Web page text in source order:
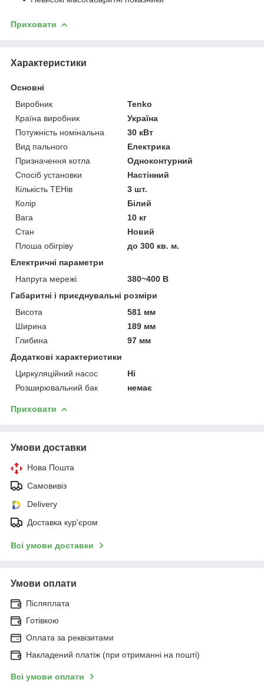
Приховати
Характеристики
Основні
Виробник
Tenko
Країна виробник
Україна
Потужність номінальна
30 кВт
Вид пального
Електрика
Призначення котла
Одноконтурний
Спосіб установки
Настінний
Кількість ТЕНів
3 шт.
Колір
Білий
Вага
10 кг
Стан
Новий
Плоша обігріву
до 300 кв. м.
Електричні параметри
Напруга мережі
380~400 В
Габаритні і приєднувальні розміри
Висота
581 мм
Ширина
189 мм
Глибина
97 мм
Додаткові характеристики
Циркуляційний насос
Ні
Розширювальний бак
немає
Приховати
Умови доставки
Нова Пошта
Самовивіз
Delivery
Доставка кур'єром
Всі умови доставки
Умови оплати
Післяплата
Готівкою
Оплата за реквізитами
Накладений платіж (при отриманні на пошті)
Всі умови оплати